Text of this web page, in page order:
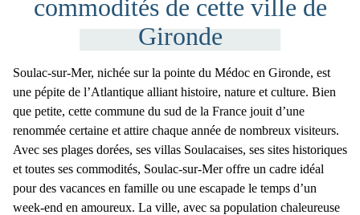
commodités de cette ville de
Gironde
Soulac-sur-Mer, nichée sur la pointe du Médoc en Gironde, est
une pépite de l’Atlantique alliant histoire, nature et culture. Bien
que petite, cette commune du sud de la France jouit d’une
renommée certaine et attire chaque année de nombreux visiteurs.
Avec ses plages dorées, ses villas Soulacaises, ses sites historiques
et toutes ses commodités, Soulac-sur-Mer offre un cadre idéal
pour des vacances en famille ou une escapade le temps d’un
week-end en amoureux. La ville, avec sa population chaleureuse